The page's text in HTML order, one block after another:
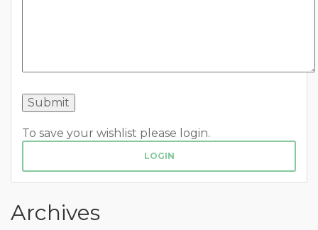
To save your wishlist please login.
LOGIN
Archives